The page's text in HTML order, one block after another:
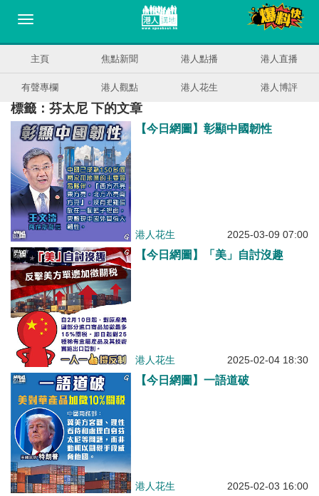
主頁 焦點新聞 港人點播 港人直播
有聲專欄 港人觀點 港人花生 港人博評
標籤：芬太尼 下的文章
【今日網圖】彰顯中國韌性
港人花生 2025-03-09 07:00
【今日網圖】「美」自討沒趣
港人花生 2025-02-04 18:30
【今日網圖】一語道破
港人花生 2025-02-03 16:00